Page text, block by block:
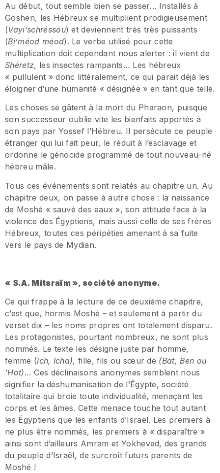
Au début, tout semble bien se passer… Installés à
Goshen, les Hébreux se multiplient prodigieusement
(Vayi’schréssou) et deviennent très très puissants
(Bi’méod méod). Le verbe utilisé pour cette
multiplication doit cependant nous alerter : il vient de
Shéretz, les insectes rampants… Les hébreux
« pullulent » donc littéralement, ce qui parait déjà les
éloigner d’une humanité « désignée » en tant que telle.
Les choses se gâtent à la mort du Pharaon, puisque
son successeur oublie vite les bienfaits apportés à
son pays par Yossef l’Hébreu. Il persécute ce peuple
étranger qui lui fait peur, le réduit à l’esclavage et
ordonne le génocide programmé de tout nouveau-né
hébreu mâle.
Tous ces événements sont relatés au chapitre un. Au
chapitre deux, on passe à autre chose : la naissance
de Moshé « sauvé des eaux », son attitude face à la
violence des Égyptiens, mais aussi celle de ses frères
Hébreux, toutes ces péripéties amenant à sa fuite
vers le pays de Mydian.
« S.A. Mitsraïm», société anonyme.
Ce qui frappe à la lecture de ce deuxième chapitre,
c’est que, hormis Moshé – et seulement à partir du
verset dix – les noms propres ont totalement disparu.
Les protagonistes, pourtant nombreux, ne sont plus
nommés. Le texte les désigne juste par homme,
femme (Ich, Icha),fille, fils ou sœur de (Bat, Ben ou
‘Hot)…Ces déclinaisons anonymes semblent nous
signifier la déshumanisation de l’Égypte, société
totalitaire qui broie toute individualité, menaçant les
corps et les âmes. Cette menace touche tout autant
les Égyptiens que les enfants d’Israël. Les premiers à
ne plus être nommés, les premiers à « disparaître »
ainsi sont d’ailleurs Amram et Yokheved, des grands
du peuple d’Israël, de surcroît futurs parents de
Moshé !